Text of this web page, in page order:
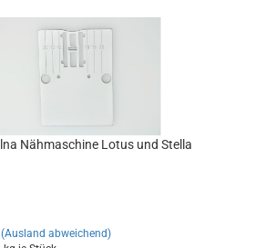
Nähmaschine Lotus und Stella
(Ausland abweichend)